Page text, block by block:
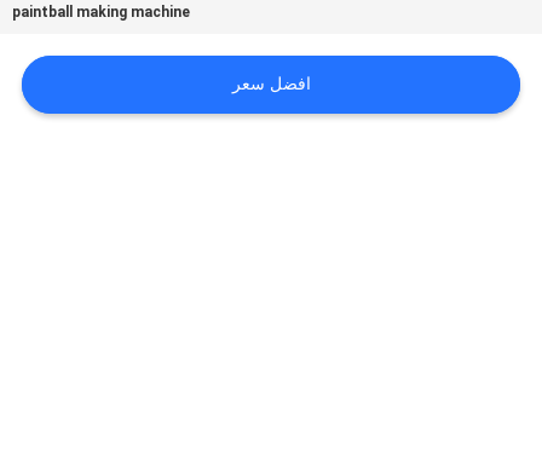
خريطة
paintball making machine
افضل سعر